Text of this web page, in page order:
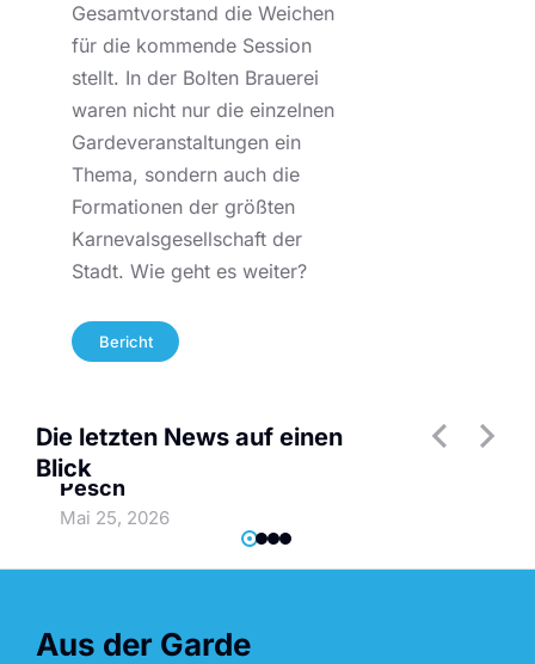
Gesamtvorstand die Weichen
für die kommende Session
stellt. In der Bolten Brauerei
waren nicht nur die einzelnen
Gardeveranstaltungen ein
Thema, sondern auch die
Formationen der größten
Karnevalsgesellschaft der
Stadt. Wie geht es weiter?
Bericht
Die letzten News auf einen
Blick
Prinzengarde
Wir trauern um Hans Wilhelm
Pesch
Mai 25, 2026
Aus der Garde